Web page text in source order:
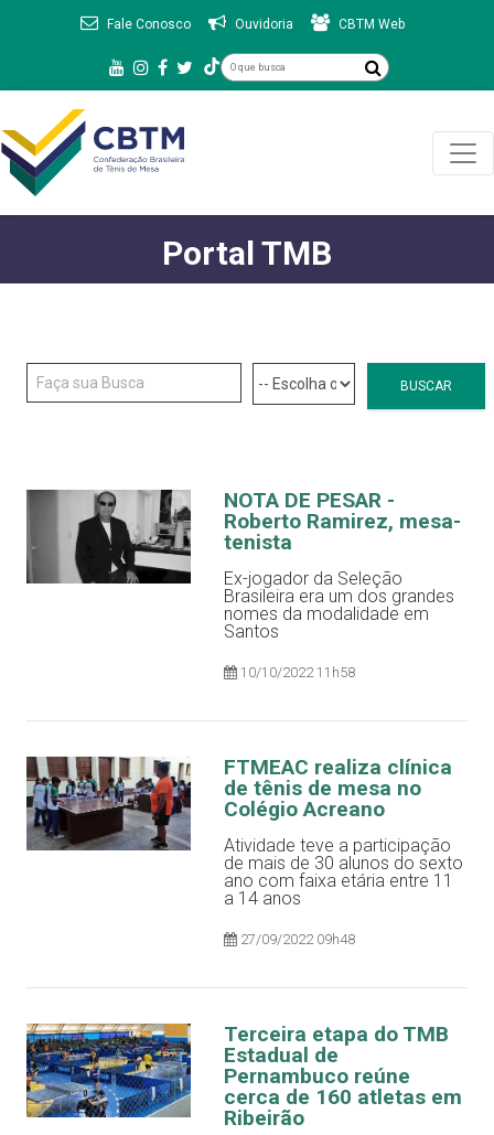
Fale Conosco Ouvidoria CBTM Web
Portal TMB
BUSCAR
NOTA DE PESAR -
Roberto Ramirez, mesa-
tenista
Ex-jogador da Seleção
Brasileira era um dos grandes
nomes da modalidade em
Santos
10/10/2022 11h58
FTMEAC realiza clínica
de tênis de mesa no
Colégio Acreano
Atividade teve a participação
de mais de 30 alunos do sexto
ano com faixa etária entre 11
a 14 anos
27/09/2022 09h48
Terceira etapa do TMB
Estadual de
Pernambuco reúne
cerca de 160 atletas em
Ribeirão